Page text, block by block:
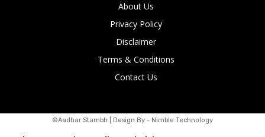
About Us
Privacy Policy
Disclaimer
Terms & Conditions
Contact Us
©Aadhar Stambh | Design By - Nimble Technology